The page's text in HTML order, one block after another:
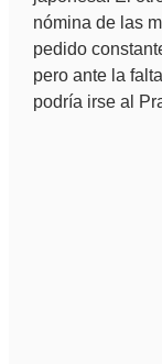
nómina de las
pedido
pero ante la
podría irse al